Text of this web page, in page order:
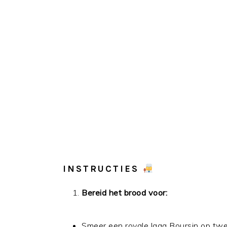
INSTRUCTIES
Bereid het brood voor: